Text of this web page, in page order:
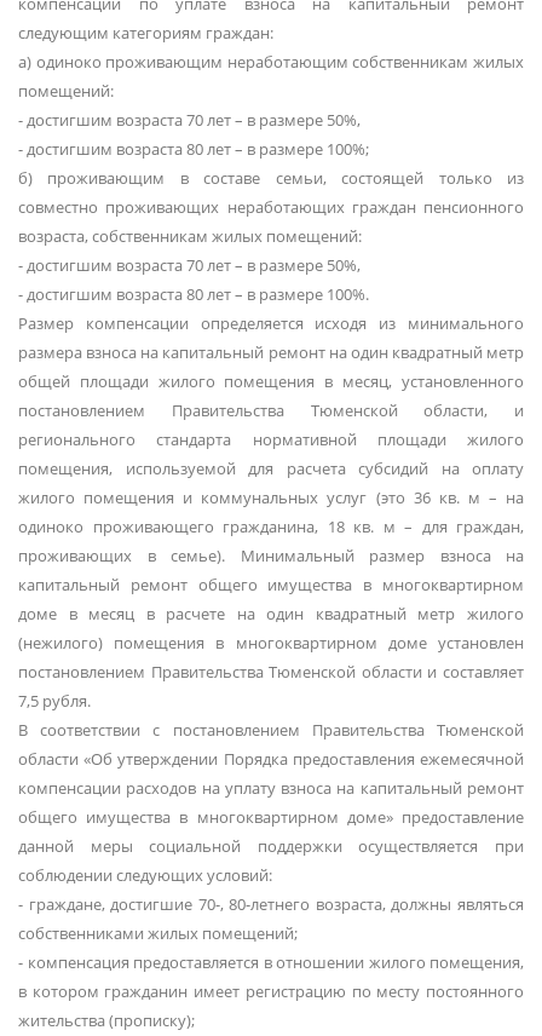
следующим категориям граждан:
а) одиноко проживающим неработающим собственникам жилых
помещений:
- достигшим возраста 70 лет – в размере 50%,
- достигшим возраста 80 лет – в размере 100%;
б) проживающим в составе семьи, состоящей только из
совместно проживающих неработающих граждан пенсионного
возраста, собственникам жилых помещений:
- достигшим возраста 70 лет – в размере 50%,
- достигшим возраста 80 лет – в размере 100%.
Размер компенсации определяется исходя из минимального
размера взноса на капитальный ремонт на один квадратный метр
общей площади жилого помещения в месяц, установленного
постановлением Правительства Тюменской области, и
регионального стандарта нормативной площади жилого
помещения, используемой для расчета субсидий на оплату
жилого помещения и коммунальных услуг (это 36 кв. м – на
одиноко проживающего гражданина, 18 кв. м – для граждан,
проживающих в семье). Минимальный размер взноса на
капитальный ремонт общего имущества в многоквартирном
доме в месяц в расчете на один квадратный метр жилого
(нежилого) помещения в многоквартирном доме установлен
постановлением Правительства Тюменской области и составляет
7,5 рубля.
В соответствии с постановлением Правительства Тюменской
области «Об утверждении Порядка предоставления ежемесячной
компенсации расходов на уплату взноса на капитальный ремонт
общего имущества в многоквартирном доме» предоставление
данной меры социальной поддержки осуществляется при
соблюдении следующих условий:
- граждане, достигшие 70-, 80-летнего возраста, должны являться
собственниками жилых помещений;
- компенсация предоставляется в отношении жилого помещения,
в котором гражданин имеет регистрацию по месту постоянного
жительства (прописку);